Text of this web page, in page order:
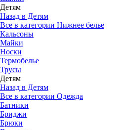
Детям
Назад в Детям
Все в категории Нижнее белье
Кальсоны
Майки
Носки
Термобелье
Трусы
Детям
Назад в Детям
Все в категории Одежда
Батники
Бриджи
Брюки